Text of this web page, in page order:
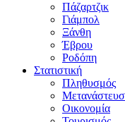
Πάζαρτζικ
Γιάμπολ
Ξάνθη
Έβρου
Ροδόπη
Στατιστική
Πληθυσμός
Οικονομία